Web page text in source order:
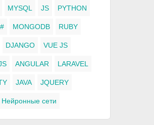
MYSQL JS PYTHON
MONGODB RUBY
DJANGO VUE JS
ANGULAR LARAVEL
JAVA JQUERY
Нейронные сети